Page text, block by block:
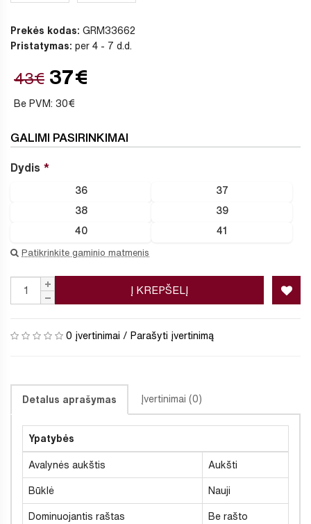
Prekės kodas: GRM33662
Pristatymas: per 4 - 7 d.d.
43€ 37€
Be PVM: 30€
GALIMI PASIRINKIMAI
Dydis
36 37
38 39
40 41
Patikrinkite gaminio matmenis
Į KREPŠELĮ
0 įvertinimai / Parašyti įvertinimą
Detalus aprašymas Įvertinimai (0)
Ypatybės
Avalynės aukštis Aukšti
Būklė Nauji
Dominuojantis raštas Be rašto